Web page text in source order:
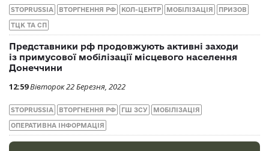
STOPRUSSIA ВТОРГНЕННЯ РФ КОЛ-ЦЕНТР МОБІЛІЗАЦІЯ ПРИЗОВ
ТЦК ТА СП
Представники рф продовжують активні заходи
із примусової мобілізації місцевого населення
Донеччини
12:59Вівторок 22 Березня, 2022
STOPRUSSIA ВТОРГНЕННЯ РФ ГШ ЗСУ МОБІЛІЗАЦІЯ
ОПЕРАТИВНА ІНФОРМАЦІЯ